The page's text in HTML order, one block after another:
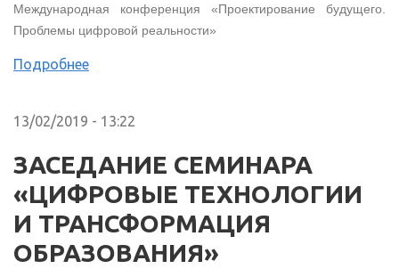
Международная конференция «Проектирование будущего.
Проблемы цифровой реальности»
Подробнее
13/02/2019 - 13:22
ЗАСЕДАНИЕ СЕМИНАРА
«ЦИФРОВЫЕ ТЕХНОЛОГИИ
И ТРАНСФОРМАЦИЯ
ОБРАЗОВАНИЯ»